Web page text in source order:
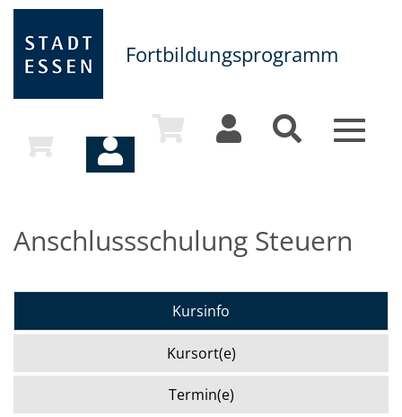
Fortbildungsprogramm
Toggle
Anschlussschulung Steuern
Kursinfo
Kursort(e)
Termin(e)